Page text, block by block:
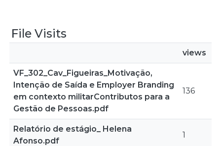
File Visits
views
VF_302_Cav_Figueiras_Motivação,
Intenção de Saída e Employer Branding
em contexto militarContributos para a
Gestão de Pessoas.pdf
136
Relatório de estágio_ Helena
Afonso.pdf
1